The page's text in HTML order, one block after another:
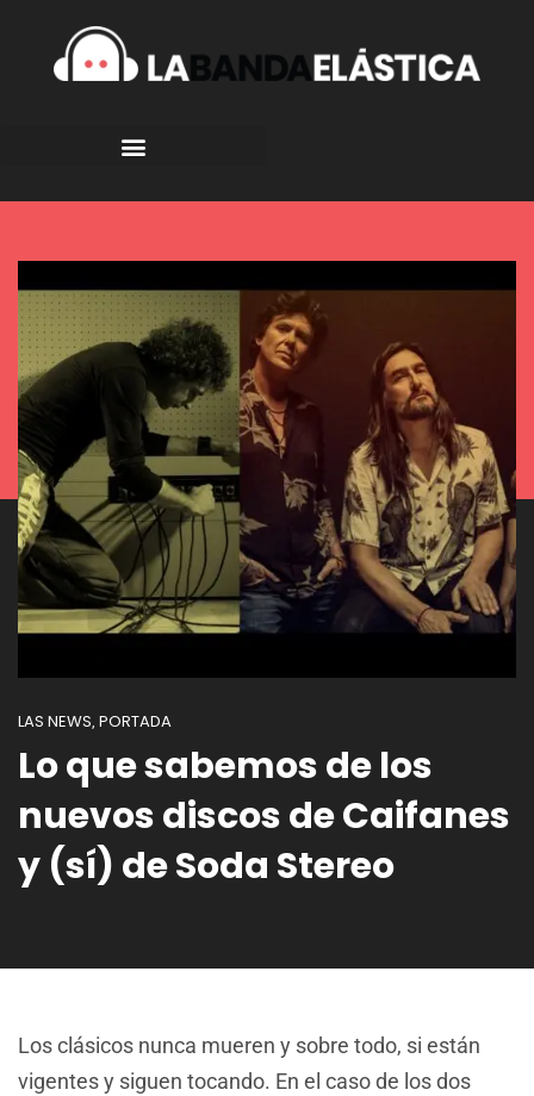
LAS NEWS, PORTADA
Lo que sabemos de los
nuevos discos de Caifanes
y (sí) de Soda Stereo
Los clásicos nunca mueren y sobre todo, si están
vigentes y siguen tocando. En el caso de los dos